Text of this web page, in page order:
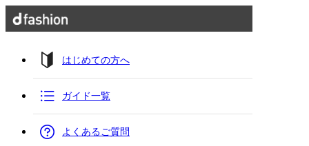
はじめての方へ
ガイド一覧
よくあるご質問